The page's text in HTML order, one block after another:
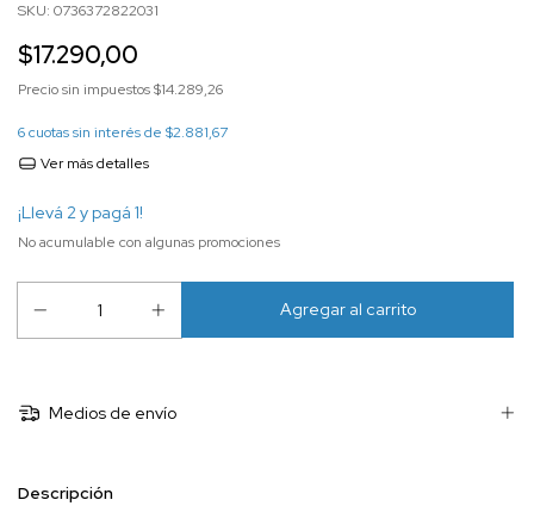
SKU: 0736372822031
$17.290,00
Precio sin impuestos$14.289,26
6cuotas sin interés de $2.881,67
Ver más detalles
¡Llevá 2 y pagá 1!
No acumulable con algunas promociones
Medios de envío
Descripción